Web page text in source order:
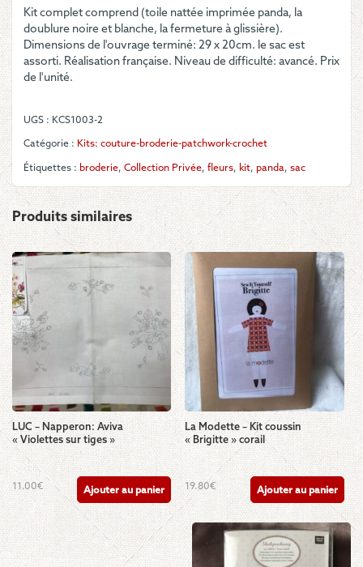
19.50€.
15.00€.
Privée
-
Kit
:
trousse
"Panda"
Kit complet comprend (toile nattée imprimée panda, la
doublure noire et blanche, la fermeture à glissière).
Dimensions de l'ouvrage terminé: 29 x 20cm. le sac est
assorti. Réalisation française. Niveau de difficulté: avancé. Prix
de l'unité.
UGS : KCS1003-2
Catégorie : Kits: couture-broderie-patchwork-crochet
Étiquettes : broderie, Collection Privée, fleurs, kit, panda, sac
Produits similaires
LUC – Napperon: Aviva
« Violettes sur tiges »
11.00€ Ajouter au panier
La Modette – Kit coussin
« Brigitte » corail
19.80€ Ajouter au panier